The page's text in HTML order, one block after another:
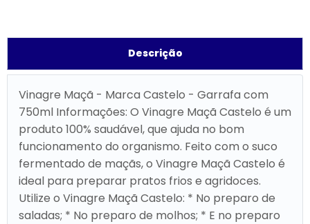
Descrição
Vinagre Maçã - Marca Castelo - Garrafa com
750ml Informações: O Vinagre Maçã Castelo é um
produto 100% saudável, que ajuda no bom
funcionamento do organismo. Feito com o suco
fermentado de maçãs, o Vinagre Maçã Castelo é
ideal para preparar pratos frios e agridoces.
Utilize o Vinagre Maçã Castelo: * No preparo de
saladas; * No preparo de molhos; * E no preparo